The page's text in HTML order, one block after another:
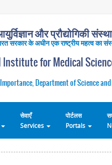
और प्रौद्योगिकी
भारत सरकार के अधीन एक राष्ट्रीय महत्व का
for Medical
Department of Science and
सेवाएँ
Services
पोर्टलस
Portals